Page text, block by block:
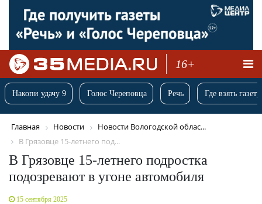
16+
Накопи удачу 9 Голос Череповца Речь Где взять
Главная Новости
Новости Вологодской облас...
В Грязовце 15-летнего под...
В Грязовце 15-летнего подростка
подозревают в угоне автомобиля
15 сентября 2025